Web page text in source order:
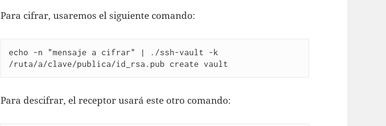
Para cifrar, usaremos el siguiente comando:
echo -n "mensaje a cifrar" | ./ssh-vault -k
/ruta/a/clave/publica/id_rsa.pub create vault
Para descifrar, el receptor usará este otro comando: